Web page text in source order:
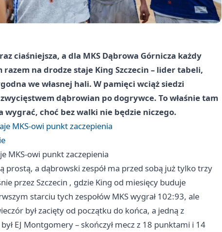
ciaśniejsza, a dla MKS Dąbrowa Górnicza każdy
razem na drodze staje King Szczecin – lider tabeli,
we własnej hali. W pamięci wciąż siedzi
dąbrowian po dogrywce. To właśnie tam
wygrać, choć bez walki nie będzie niczego.
MKS-owi punkt zaczepienia
MKS-owi punkt zaczepienia
prostą, a dąbrowski zespół ma przed sobą już tylko trzy
przezSzczecin , gdzie King od miesięcy buduje
starciu tych zespołów MKS wygrał 102:93, ale
był zacięty od początku do końca, a jedną z
EJ Montgomery – skończył mecz z 18 punktami i 14